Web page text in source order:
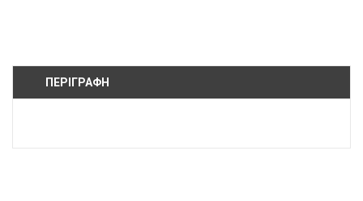
ΠΕΡΙΓΡΑΦΉ